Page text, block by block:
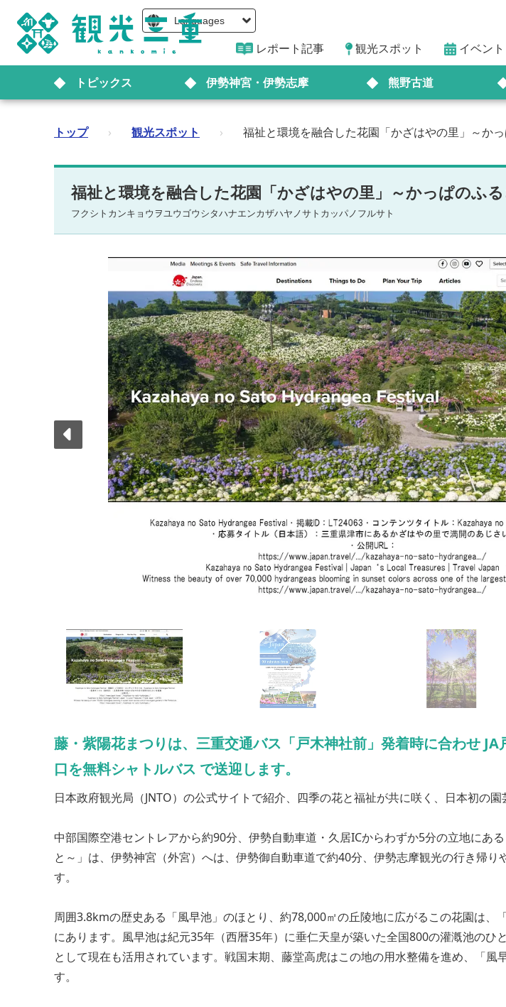
Languages
レポート記事 観光スポット イベント
トピックス 伊勢神宮・伊勢志摩 熊野古道
トップ › 観光スポット › 福祉と環境を融合した花園「かざはやの里」～か
福祉と環境を融合した花園「かざはやの里」～かっぱのふ
フクシトカンキョウヲユウゴウシタハナエンカザハヤノサトカッパノフルサト
藤・紫陽花まつりは、三重交通バス「戸木神社前」発着時に合わせ JA
口を無料シャトルバス で送迎します。
日本政府観光局（JNTO）の公式サイトで紹介、四季の花と福祉が共に咲く、日本初の園
中部国際空港セントレアから約90分、伊勢自動車道・久居ICからわずか5分の立地にあ
と～」は、伊勢神宮（外宮）へは、伊勢御自動車道で約40分、伊勢志摩観光の行き帰
す。
周囲3.8kmの歴史ある「風早池」のほとり、約78,000㎡の丘陵地に広がるこの花園は、
にあります。風早池は紀元35年（西暦35年）に垂仁天皇が築いた全国800の灌漑池のひ
として現在も活用されています。戦国末期、藤堂高虎はこの地の用水整備を進め、「風
す。